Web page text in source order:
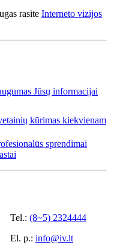
rasite Interneto vizijos
Tel.: (8~5) 2324444
El. p.: info@iv.lt